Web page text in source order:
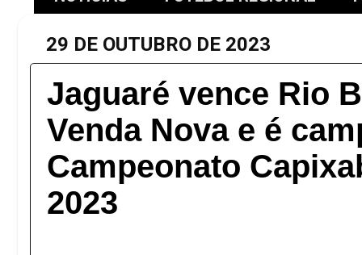
29 DE OUTUBRO DE 2023
Jaguaré vence Rio
Venda Nova e é
Campeonato
2023